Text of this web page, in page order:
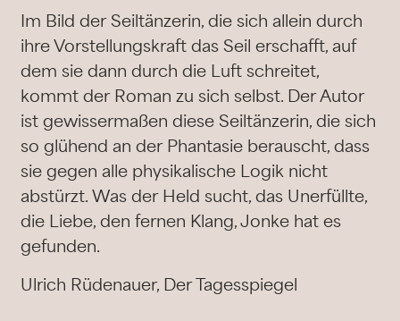
Im Bild der Seiltänzerin, die sich allein durch
ihre Vorstellungskraft das Seil erschafft, auf
dem sie dann durch die Luft schreitet,
kommt der Roman zu sich selbst. Der Autor
ist gewissermaßen diese Seiltänzerin, die sich
so glühend an der Phantasie berauscht, dass
sie gegen alle physikalische Logik nicht
abstürzt. Was der Held sucht, das Unerfüllte,
die Liebe, den fernen Klang, Jonke hat es
gefunden.
Ulrich Rüdenauer, Der Tagesspiegel